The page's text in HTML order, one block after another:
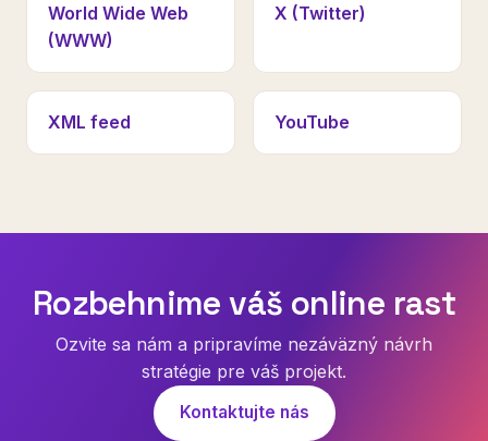
World Wide Web
(WWW)
X (Twitter)
XML feed YouTube
Rozbehnime váš online rast
Ozvite sa nám a pripravíme nezáväzný návrh
stratégie pre váš projekt.
Kontaktujte nás